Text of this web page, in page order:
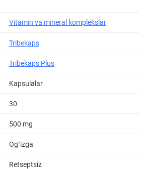
Vitamin va mineral komplekslar
Tribekaps
Tribekaps Plus
Kapsulalar
30
500 mg
Og`izga
Retseptsiz